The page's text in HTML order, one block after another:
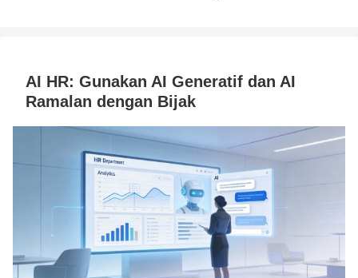
AI HR: Gunakan AI Generatif dan AI
Ramalan dengan Bijak